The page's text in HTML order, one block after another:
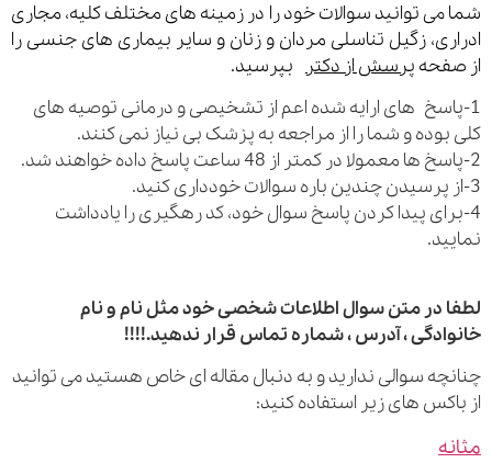
توانید سوالات خود را در زمینه های مختلف کلیه، مجاری
زگیل تناسلی مردان و زنان و سایر بیماری های جنسی را
پرسش از دکتربپرسید.
های ارایه شده اعم از تشخیصی و درمانی توصیه های
و شما را از مراجعه به پزشک بی نیاز نمی کنند.
پیدا کردن پاسخ سوال خود، کد رهگیری را یادداشت
در متن سوال اطلاعات شخصی خود مثل نام و نام
، آدرس ، شماره تماس قرار ندهید.!!!!
سوالی ندارید و به دنبال مقاله ای خاص هستید می توانید
های زیر استفاده کنید: